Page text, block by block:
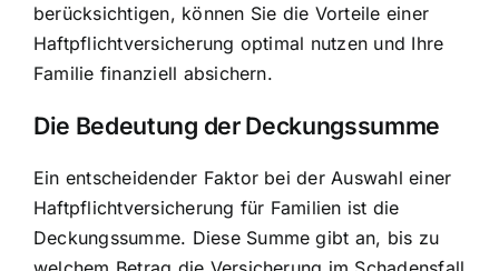
berücksichtigen, können Sie die Vorteile einer
Haftpflichtversicherung optimal nutzen und Ihre
Familie finanziell absichern.
Die Bedeutung der Deckungssumme
Ein entscheidender Faktor bei der Auswahl einer
Haftpflichtversicherung für Familien ist die
Deckungssumme. Diese Summe gibt an, bis zu